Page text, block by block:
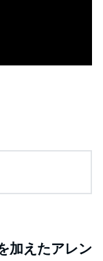
加えたアレン